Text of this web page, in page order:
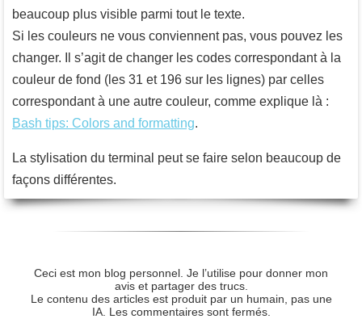
beaucoup plus visible parmi tout le texte.
Si les couleurs ne vous conviennent pas, vous pouvez les
changer. Il s’agit de changer les codes correspondant à la
couleur de fond (les 31 et 196 sur les lignes) par celles
correspondant à une autre couleur, comme explique là :
Bash tips: Colors and formatting.
La stylisation du terminal peut se faire selon beaucoup de
façons différentes.
Ceci est mon blog personnel. Je l’utilise pour donner mon
avis et partager des trucs.
Le contenu des articles est produit par un humain, pas une
IA. Les commentaires sont fermés.